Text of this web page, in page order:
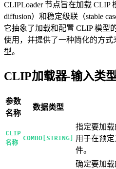
CLIPLoader 节点旨在加载 CLIP
diffusion）和稳定级联（stable
它抽象了加载和配置 CLIP 模型
使用，并提供了一种简化的方
型。
CLIP加载器-输入类
参数
名称
数据类型
CLIP
名称
COMBO[STRING]
指定要加
用于在预
件。
确定要加